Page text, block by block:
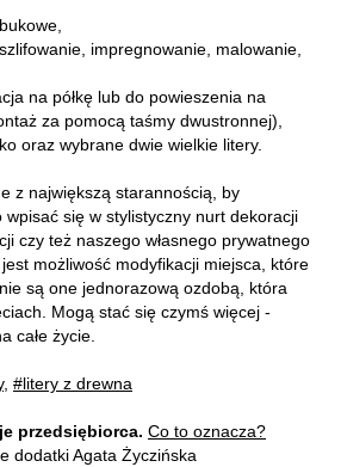
impregnowanie, malowanie,
na półkę lub do powieszenia na
za pomocą taśmy dwustronnej),
oraz wybrane dwie wielkie litery.
z największą starannością, by
się w stylistyczny nurt dekoracji
czy też naszego własnego prywatnego
możliwość modyfikacji miejsca, które
są one jednorazową ozdobą, która
Mogą stać się czymś więcej -
całe życie.
, #litery z drewna
przedsiębiorca. Co to oznacza?
dodatki Agata Życzińska